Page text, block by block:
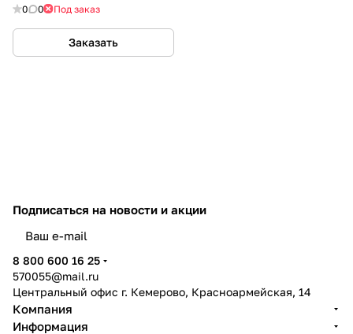
0 0 Под заказ
Заказать
Подписаться на новости и акции
8 800 600 16 25
570055@mail.ru
Центральный офис г. Кемерово, Красноармейская, 14
Компания
Информация